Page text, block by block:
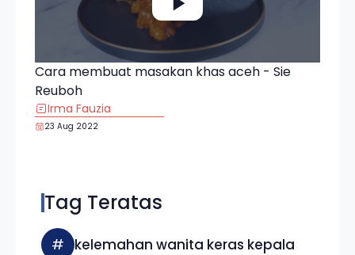
Cara membuat masakan khas aceh - Sie
Reuboh
Irma Fauzia
23 Aug 2022
Tag Teratas
# kelemahan wanita keras kepala